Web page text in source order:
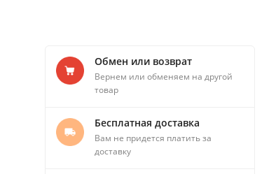
Обмен или возврат
Вернем или обменяем на другой
товар
Бесплатная доставка
Вам не придется платить за
доставку